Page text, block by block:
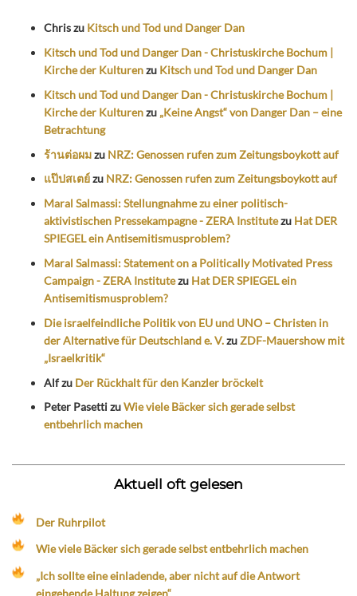
Chriszu Kitsch und Tod und Danger Dan
Kitsch und Tod und Danger Dan - Christuskirche Bochum |
Kirche der Kulturenzu Kitsch und Tod und Danger Dan
Kitsch und Tod und Danger Dan - Christuskirche Bochum |
Kirche der Kulturenzu „Keine Angst“ von Danger Dan – eine
Betrachtung
ร้านต่อผมzu NRZ: Genossen rufen zum Zeitungsboykott auf
แป๊ปสเตย์zu NRZ: Genossen rufen zum Zeitungsboykott auf
Maral Salmassi: Stellungnahme zu einer politisch-
aktivistischen Pressekampagne - ZERA Institutezu Hat DER
SPIEGEL ein Antisemitismusproblem?
Maral Salmassi: Statement on a Politically Motivated Press
Campaign - ZERA Institutezu Hat DER SPIEGEL ein
Antisemitismusproblem?
Die israelfeindliche Politik von EU und UNO – Christen in
der Alternative für Deutschland e. V.zuZDF-Mauershow mit
„Israelkritik“
Alfzu Der Rückhalt für den Kanzler bröckelt
Peter PasettizuWie viele Bäcker sich gerade selbst
entbehrlich machen
Aktuell oft gelesen
Der Ruhrpilot
Wie viele Bäcker sich gerade selbst entbehrlich machen
„Ich sollte eine einladende, aber nicht auf die Antwort
eingehende Haltung zeigen“